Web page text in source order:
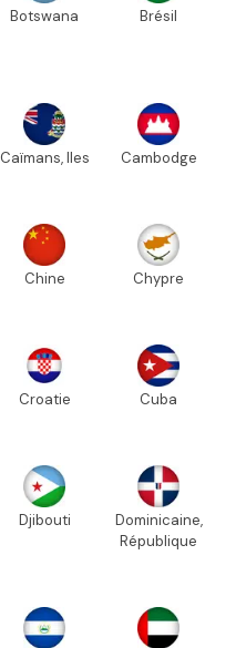
Botswana Brésil
Caïmans, Iles Cambodge
Chine Chypre
Croatie Cuba
Djibouti
Dominicaine,
République